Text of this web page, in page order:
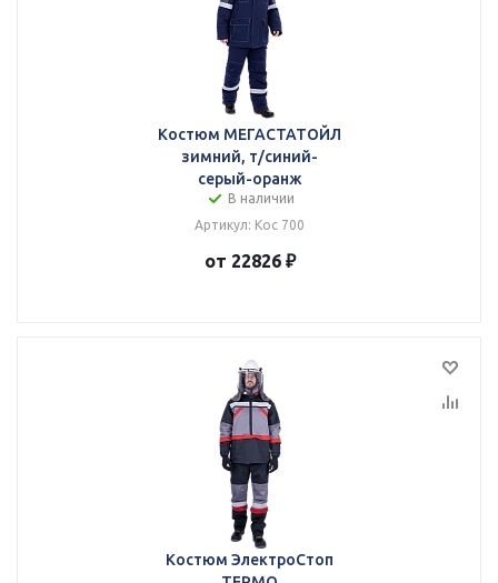
Костюм МЕГАСТАТОЙЛ
зимний, т/синий-
серый-оранж
В наличии
Артикул: Кос 700
от 22826 ₽
Костюм ЭлектроСтоп